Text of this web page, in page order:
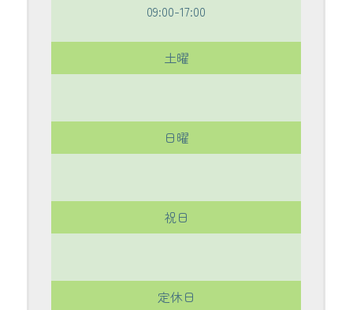
09:00-17:00
土曜
日曜
祝日
定休日